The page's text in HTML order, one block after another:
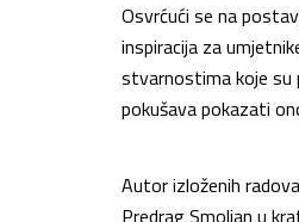
Osvrćući se na
inspiracija za
stvarnostima koje su
pokušava pokazati
Autor izloženih